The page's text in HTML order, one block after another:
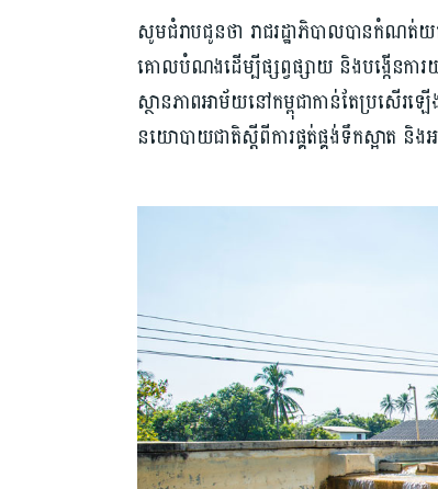
សូមជំរាបជូនថា រាជរដ្ឋាភិបាល​បាន​កំណត់​យក
គោលបំណង​ដើម្បីផ្សព្វផ្សាយ និង​បង្កើន​កា
ស្ថានភាពអាម័យ​នៅ​កម្ពុជា​កាន់តែ​ប្រស
នយោបាយជាតិស្តីពី​ការ​ផ្គត់ផ្គង់​ទឹកស្អាត និ